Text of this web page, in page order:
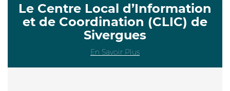
Le Centre Local d’Information
et de Coordination (CLIC) de
Sivergues
En Savoir Plus